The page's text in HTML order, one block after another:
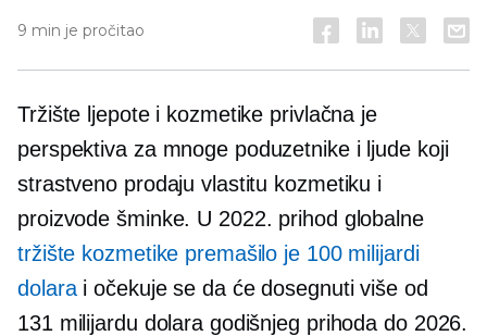
9 min je pročitao
Tržište ljepote i kozmetike privlačna je
perspektiva za mnoge poduzetnike i ljude koji
strastveno prodaju vlastitu kozmetiku i
proizvode šminke. U 2022. prihod globalne
tržište kozmetike premašilo je 100 milijardi
dolarai očekuje se da će dosegnuti više od
131 milijardu dolara godišnjeg prihoda do 2026.